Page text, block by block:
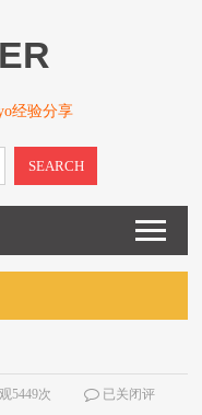
经验分享
SEARCH
5449次
已关闭评